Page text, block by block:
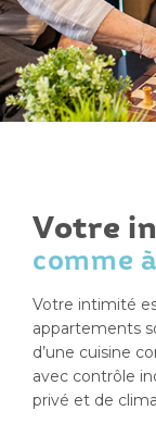
Votre
comme
Votre intimité
appartements
d’une cuisine
avec contrôle
privé et de